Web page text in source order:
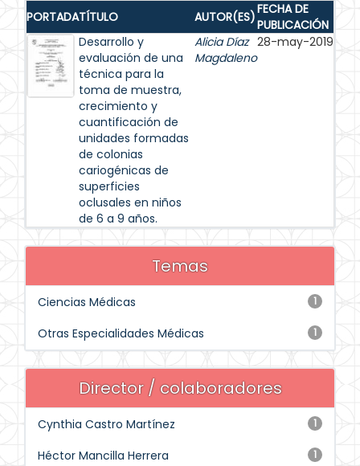
PORTADATÍTULO AUTOR(ES)FECHA DE
PUBLICACIÓN
Desarrollo y
evaluación de una
técnica para la
toma de muestra,
crecimiento y
cuantificación de
unidades formadas
de colonias
cariogénicas de
superficies
oclusales en niños
de 6 a 9 años.
Alicia Díaz
Magdaleno
28-may-2019
Temas
1
Ciencias Médicas
1
Otras Especialidades Médicas
Director / colaboradores
1
Cynthia Castro Martínez
1
Héctor Mancilla Herrera